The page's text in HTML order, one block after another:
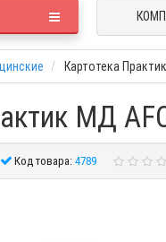
Картотека
МД
Код товара:4789